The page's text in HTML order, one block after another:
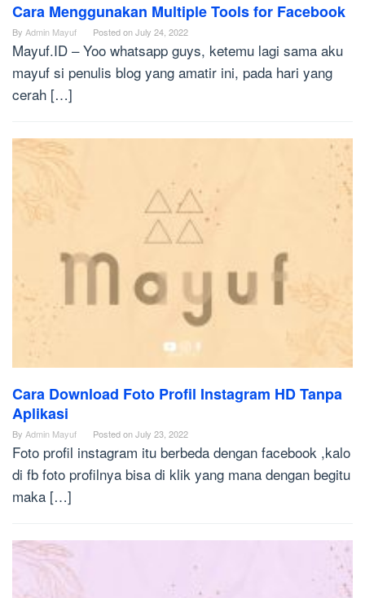
Cara Menggunakan Multiple Tools for Facebook
By Admin Mayuf Posted onJuly 24, 2022
Mayuf.ID – Yoo whatsapp guys, ketemu lagi sama aku
mayuf si penulis blog yang amatir ini, pada hari yang
cerah […]
Cara Download Foto Profil Instagram HD Tanpa
Aplikasi
By Admin Mayuf Posted onJuly 23, 2022
Foto profil instagram itu berbeda dengan facebook ,kalo
di fb foto profilnya bisa di klik yang mana dengan begitu
maka […]